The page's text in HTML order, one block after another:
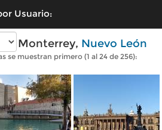
Usuario:
Monterrey, Nuevo León
se muestran primero (1 al 24 de 256):